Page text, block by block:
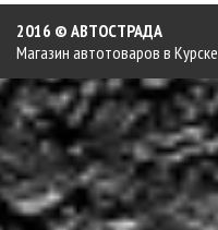
2016 © АВТОСТРАДА
Магазин автотоваров в Курске